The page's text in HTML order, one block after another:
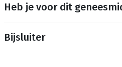
Heb je voor dit
Bijsluiter